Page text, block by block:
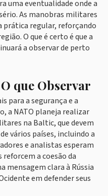
uma eventualidade onde a
As manobras militares
prática regular, reforçando
O que é certo é que a
a observar de perto
que Observar
para a segurança e a
a NATO planeja realizar
na Baltic, que devem
vários países, incluindo a
e analistas esperam
reforcem a coesão da
mensagem clara à Rússia
em defender seus